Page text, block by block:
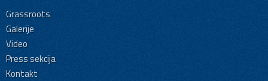
Grassroots
Galerije
Video
Press sekcija
Kontakt